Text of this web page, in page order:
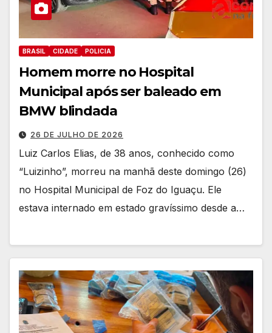
BRASIL CIDADE POLICIA
Homem morre no Hospital
Municipal após ser baleado em
BMW blindada
26 DE JULHO DE 2026
Luiz Carlos Elias, de 38 anos, conhecido como
“Luizinho”, morreu na manhã deste domingo (26)
no Hospital Municipal de Foz do Iguaçu. Ele
estava internado em estado gravíssimo desde a…